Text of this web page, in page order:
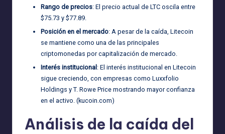
Rango de precios: El precio actual de LTC oscila entre
$75.73 y $77.89.
Posición en el mercado: A pesar de la caída, Litecoin
se mantiene como una de las principales
criptomonedas por capitalización de mercado.
Interés institucional : El interés institucional en Litecoin
sigue creciendo, con empresas como Luxxfolio
Holdings y T. Rowe Price mostrando mayor confianza
en el activo. (kucoin.com)
Análisis de la caída del